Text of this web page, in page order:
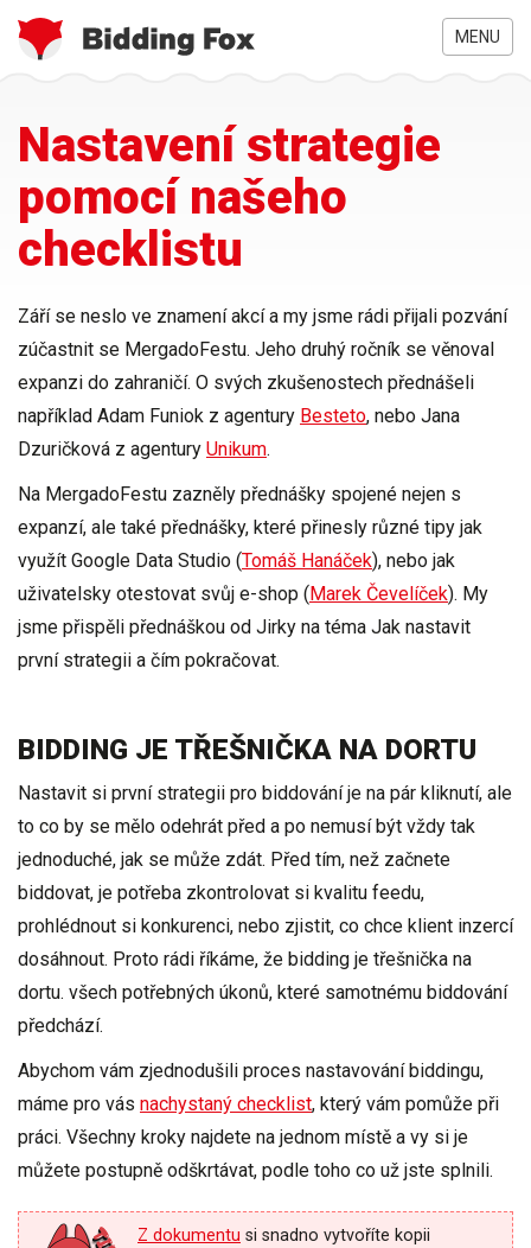
hlavnímu
obsahu
MENU
zde
Nastavení strategie
pomocí našeho
checklistu
Září se neslo ve znamení akcí a my jsme rádi přijali pozvání
zúčastnit se MergadoFestu. Jeho druhý ročník se věnoval
expanzi do zahraničí. O svých zkušenostech přednášeli
například Adam Funiok z agentury Besteto, nebo Jana
Dzuričková z agentury Unikum.
Na MergadoFestu zazněly přednášky spojené nejen s
expanzí, ale také přednášky, které přinesly různé tipy jak
využít Google Data Studio (Tomáš Hanáček), nebo jak
uživatelsky otestovat svůj e-shop (Marek Čevelíček). My
jsme přispěli přednáškou od Jirky na téma Jak nastavit
první strategii a čím pokračovat.
BIDDING JE TŘEŠNIČKA NA DORTU
Nastavit si první strategii pro biddování je na pár kliknutí, ale
to co by se mělo odehrát před a po nemusí být vždy tak
jednoduché, jak se může zdát. Před tím, než začnete
biddovat, je potřeba zkontrolovat si kvalitu feedu,
prohlédnout si konkurenci, nebo zjistit, co chce klient inzercí
dosáhnout. Proto rádi říkáme, že bidding je třešnička na
dortu. všech potřebných úkonů, které samotnému biddování
předchází.
Abychom vám zjednodušili proces nastavování biddingu,
máme pro vás nachystaný checklist, který vám pomůže při
práci. Všechny kroky najdete na jednom místě a vy si je
můžete postupně odškrtávat, podle toho co už jste splnili.
Z dokumentu si snadno vytvoříte kopii